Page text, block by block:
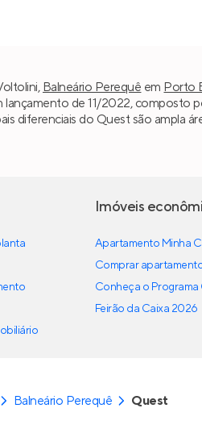
Balneário Perequê em Porto
de 11/2022, composto
diferenciais do Quest são ampla
Imóveis
Apartamento Minha
Comprar
Conheça o Programa
Feirão da Caixa 2026
Balneário Perequê Quest